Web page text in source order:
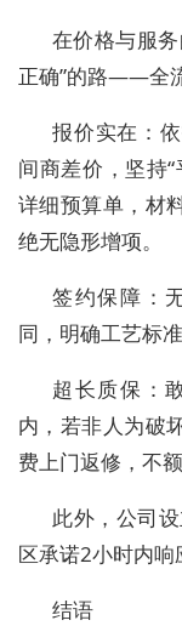
在价格与服
正确”的路——全
报价实在 ：
间商差价，坚持
详细预算单，材
绝无隐形增项。
签约保障 ：
同，明确工艺标
超长质保 ：
内，若非人为破
费上门返修 ，不
此外，公司
区承诺2小时内响
结语